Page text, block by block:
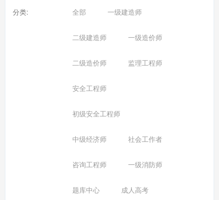
分类: 全部 一级建造师
二级建造师 一级造价师
二级造价师 监理工程师
安全工程师
初级安全工程师
中级经济师 社会工作者
咨询工程师 一级消防师
题库中心 成人高考